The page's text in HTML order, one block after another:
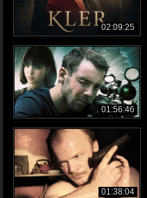
02:09:25
01:56:46
01:38:04